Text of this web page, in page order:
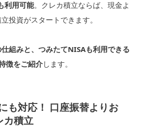
利用可能。クレカ積立ならば、現金よ
投資がスタートできます。
組みと、つみたてNISAも利用できる
徴をご紹介します。
も対応！ 口座振替よりお
カ積立